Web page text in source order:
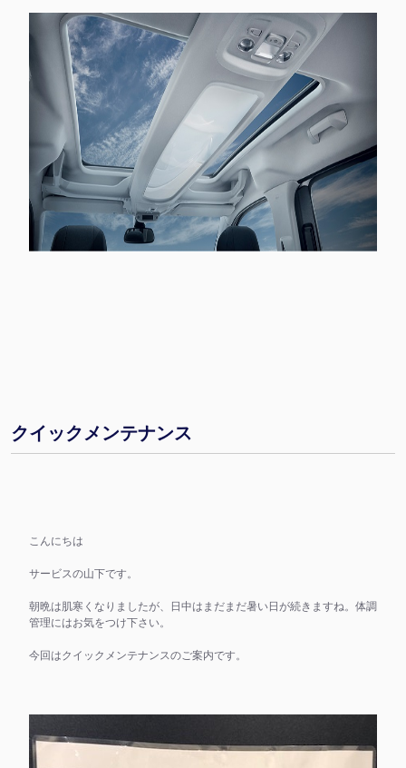
クイックメンテナンス
こんにちは
サービスの山下です。
朝晩は肌寒くなりましたが、日中はまだまだ暑い日が続きますね。体調
管理にはお気をつけ下さい。
今回はクイックメンテナンスのご案内です。